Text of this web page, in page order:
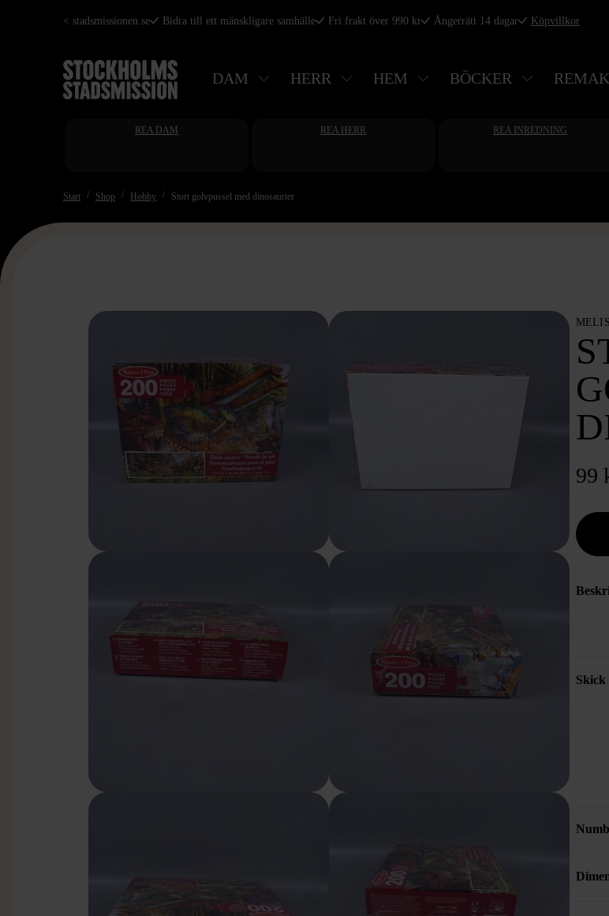
Hoppa
huvudinnehåll
< stadsmissionen.se Bidra till ett mänskligare samhälle Fri frakt över 990 kr Ångerrätt 14 dagar Köpvillkor
DAM HERR HEM BÖCKER
REA DAM REA HERR REA INREDNING
Start Shop Hobby Stort golvpussel med dinosaurier
99
Skick